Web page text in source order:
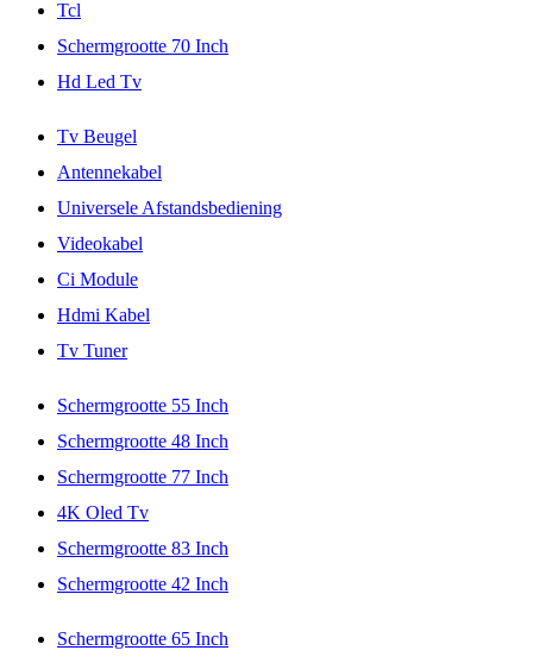
Tcl
Schermgrootte 70 Inch
Hd Led Tv
Tv Beugel
Antennekabel
Universele Afstandsbediening
Videokabel
Ci Module
Hdmi Kabel
Tv Tuner
Schermgrootte 55 Inch
Schermgrootte 48 Inch
Schermgrootte 77 Inch
4K Oled Tv
Schermgrootte 83 Inch
Schermgrootte 42 Inch
Schermgrootte 65 Inch